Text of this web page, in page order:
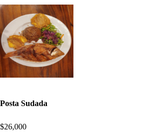
Posta Sudada
$26,000